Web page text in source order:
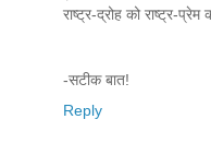
राष्ट्र-द्रोह को राष्ट्र-
-सटीक बात!
Reply